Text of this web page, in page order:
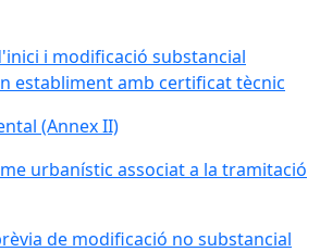
i modificació substancial
establiment amb certificat tècnic
(Annex II)
urbanístic associat a la tramitació
de modificació no substancial